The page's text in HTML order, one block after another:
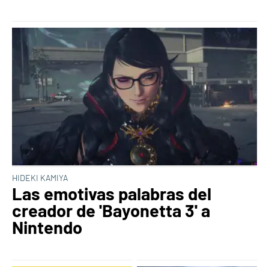
HIDEKI KAMIYA
Las emotivas palabras del
creador de 'Bayonetta 3' a
Nintendo